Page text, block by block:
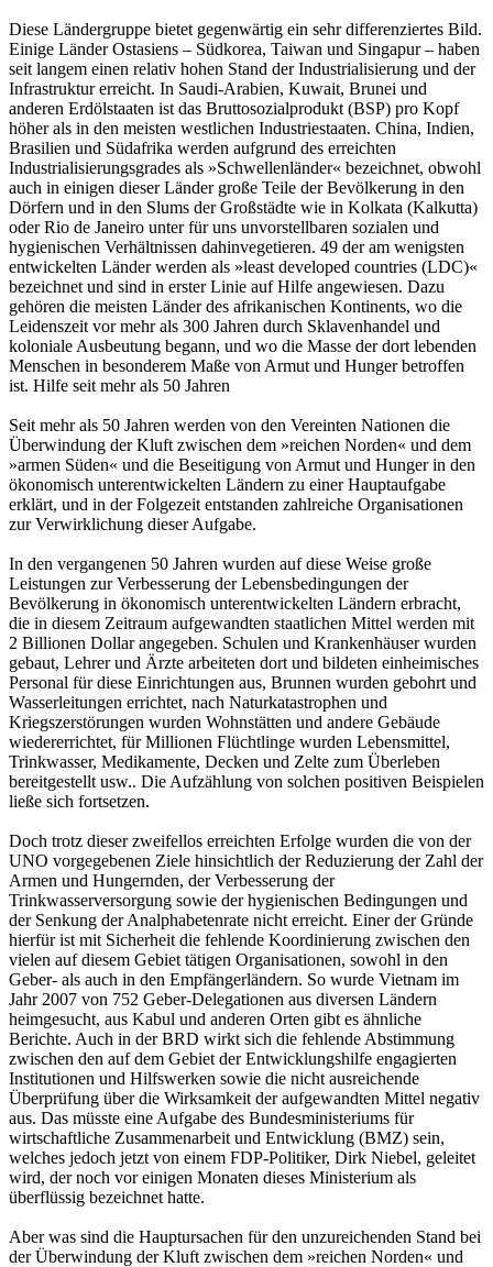
Diese Ländergruppe bietet gegenwärtig ein sehr differenziertes Bild.
Einige Länder Ostasiens – Südkorea, Taiwan und Singapur – haben
seit langem einen relativ hohen Stand der Industrialisierung und der
Infrastruktur erreicht. In Saudi-Arabien, Kuwait, Brunei und
anderen Erdölstaaten ist das Bruttosozialprodukt (BSP) pro Kopf
höher als in den meisten westlichen Industriestaaten. China, Indien,
Brasilien und Südafrika werden aufgrund des erreichten
Industrialisierungsgrades als »Schwellenländer« bezeichnet, obwohl
auch in einigen dieser Länder große Teile der Bevölkerung in den
Dörfern und in den Slums der Großstädte wie in Kolkata (Kalkutta)
oder Rio de Janeiro unter für uns unvorstellbaren sozialen und
hygienischen Verhältnissen dahinvegetieren. 49 der am wenigsten
entwickelten Länder werden als »least developed countries (LDC)«
bezeichnet und sind in erster Linie auf Hilfe angewiesen. Dazu
gehören die meisten Länder des afrikanischen Kontinents, wo die
Leidenszeit vor mehr als 300 Jahren durch Sklavenhandel und
koloniale Ausbeutung begann, und wo die Masse der dort lebenden
Menschen in besonderem Maße von Armut und Hunger betroffen
ist. Hilfe seit mehr als 50 Jahren
Seit mehr als 50 Jahren werden von den Vereinten Nationen die
Überwindung der Kluft zwischen dem »reichen Norden« und dem
»armen Süden« und die Beseitigung von Armut und Hunger in den
ökonomisch unterentwickelten Ländern zu einer Hauptaufgabe
erklärt, und in der Folgezeit entstanden zahlreiche Organisationen
zur Verwirklichung dieser Aufgabe.
In den vergangenen 50 Jahren wurden auf diese Weise große
Leistungen zur Verbesserung der Lebensbedingungen der
Bevölkerung in ökonomisch unterentwickelten Ländern erbracht,
die in diesem Zeitraum aufgewandten staatlichen Mittel werden mit
2 Billionen Dollar angegeben. Schulen und Krankenhäuser wurden
gebaut, Lehrer und Ärzte arbeiteten dort und bildeten einheimisches
Personal für diese Einrichtungen aus, Brunnen wurden gebohrt und
Wasserleitungen errichtet, nach Naturkatastrophen und
Kriegszerstörungen wurden Wohnstätten und andere Gebäude
wiedererrichtet, für Millionen Flüchtlinge wurden Lebensmittel,
Trinkwasser, Medikamente, Decken und Zelte zum Überleben
bereitgestellt usw.. Die Aufzählung von solchen positiven Beispielen
ließe sich fortsetzen.
Doch trotz dieser zweifellos erreichten Erfolge wurden die von der
UNO vorgegebenen Ziele hinsichtlich der Reduzierung der Zahl der
Armen und Hungernden, der Verbesserung der
Trinkwasserversorgung sowie der hygienischen Bedingungen und
der Senkung der Analphabetenrate nicht erreicht. Einer der Gründe
hierfür ist mit Sicherheit die fehlende Koordinierung zwischen den
vielen auf diesem Gebiet tätigen Organisationen, sowohl in den
Geber- als auch in den Empfängerländern. So wurde Vietnam im
Jahr 2007 von 752 Geber-Delegationen aus diversen Ländern
heimgesucht, aus Kabul und anderen Orten gibt es ähnliche
Berichte. Auch in der BRD wirkt sich die fehlende Abstimmung
zwischen den auf dem Gebiet der Entwicklungshilfe engagierten
Institutionen und Hilfswerken sowie die nicht ausreichende
Überprüfung über die Wirksamkeit der aufgewandten Mittel negativ
aus. Das müsste eine Aufgabe des Bundesministeriums für
wirtschaftliche Zusammenarbeit und Entwicklung (BMZ) sein,
welches jedoch jetzt von einem FDP-Politiker, Dirk Niebel, geleitet
wird, der noch vor einigen Monaten dieses Ministerium als
überflüssig bezeichnet hatte.
Aber was sind die Hauptursachen für den unzureichenden Stand bei
der Überwindung der Kluft zwischen dem »reichen Norden« und